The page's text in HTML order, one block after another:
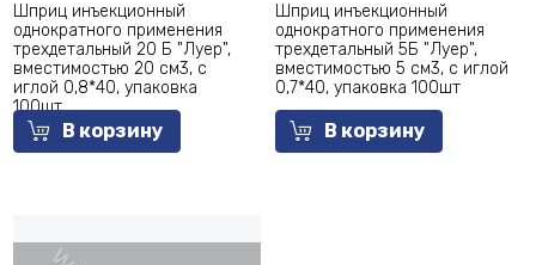
Шприц инъекционный
однократного применения
трехдетальный 20 Б "Луер",
вместимостью 20 см3, с
иглой 0,8*40, упаковка
100шт
В корзину
Шприц инъекционный
однократного применения
трехдетальный 5Б "Луер",
вместимостью 5 см3, с иглой
0,7*40, упаковка 100шт
В корзину